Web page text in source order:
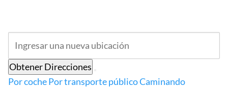
Obtener Direcciones
Por cochePor transporte públicoCaminando